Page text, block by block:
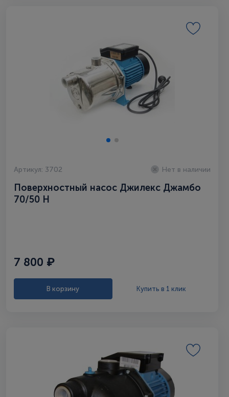
Артикул: 3702 Нет в наличии
Поверхностный насос Джилекс Джамбо
70/50 Н
7 800 ₽
В корзину Купить в 1 клик